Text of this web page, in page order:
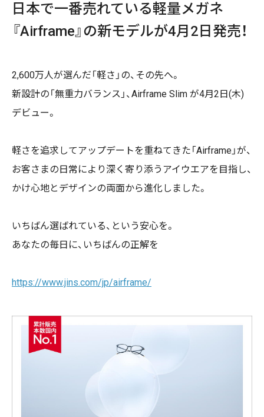
日本で一番売れている軽量メガネ
『Airframe』の新モデルが4月2日発売！
2,600万人が選んだ「軽さ」の、その先へ。
新設計の「無重力バランス」、Airframe Slim が4月2日(木)
デビュー。
軽さを追求してアップデートを重ねてきた「Airframe」が、
お客さまの日常により深く寄り添うアイウエアを目指し、
かけ心地とデザインの両面から進化しました。
いちばん選ばれている、という安心を。
あなたの毎日に、いちばんの正解を
https://www.jins.com/jp/airframe/